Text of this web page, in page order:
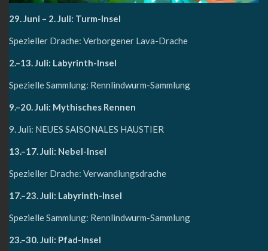
29. Juni – 2. Juli: Turm-Insel
Spezieller Drache: Verborgener Lava-Drache
2.–13. Juli: Labyrinth-Insel
Spezielle Sammlung: Rennlindwurm-Sammlung
9.–20. Juli: Mythisches Rennen
9. Juli: NEUES SAISONALES HAUSTIER
13.–17. Juli: Nebel-Insel
Spezieller Drache: Verwandlungsdrache
17.–23. Juli: Labyrinth-Insel
Spezielle Sammlung: Rennlindwurm-Sammlung
23.–30. Juli: Pfad-Insel